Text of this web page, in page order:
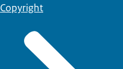
Copyright